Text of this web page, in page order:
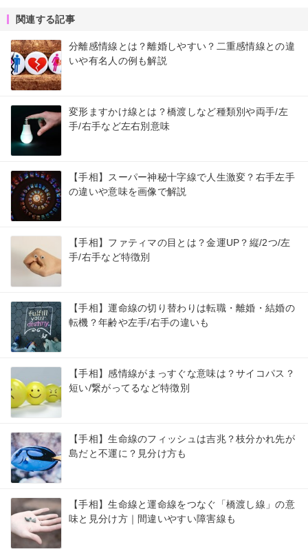
関連する記事
分離感情線とは？離婚しやすい？二重感情線との違
いや有名人の例も解説
変形ますかけ線とは？橋渡しなど種類別や両手/左
手/右手など左右別意味
【手相】スーパー神秘十字線で人生激変？右手左手
の違いや意味を画像で解説
【手相】ファティマの目とは？金運UP？縦/2つ/左
手/右手など特徴別
【手相】運命線の切り替わりは転職・離婚・結婚の
転機？年齢や左手/右手の違いも
【手相】感情線がまっすぐな意味は？サイコパス？
短い/繋がってるなど特徴別
【手相】生命線のフィッシュは吉兆？枝分かれ先が
島だと不運に？見分け方も
【手相】生命線と運命線をつなぐ「橋渡し線」の意
味と見分け方｜間違いやすい障害線も